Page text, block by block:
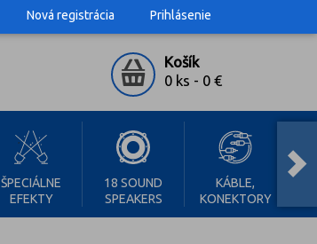
Nová registrácia Prihlásenie
Košík
0 ks - 0 €
ŠPECIÁLNE
EFEKTY
18 SOUND
SPEAKERS
KÁBLE,
KONEKTORY